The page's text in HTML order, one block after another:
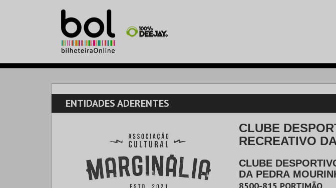
ENTIDADES ADERENTES
CLUBE
RECREATIVO
CLUBE
DA PEDRA
PORTIMÃO